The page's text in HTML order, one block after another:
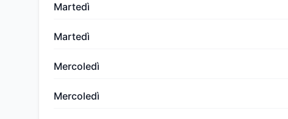
Martedì
Martedì
Mercoledì
Mercoledì